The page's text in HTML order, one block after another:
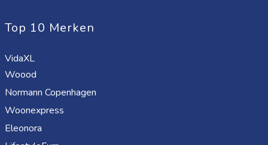
Top 10 Merken
VidaXL
Woood
Normann Copenhagen
Woonexpress
Eleonora